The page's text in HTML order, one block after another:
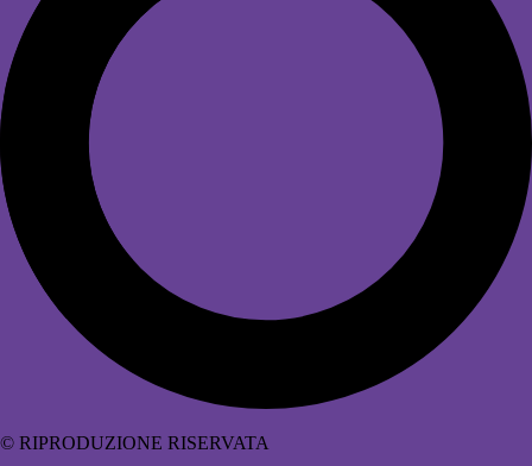
© RIPRODUZIONE RISERVATA